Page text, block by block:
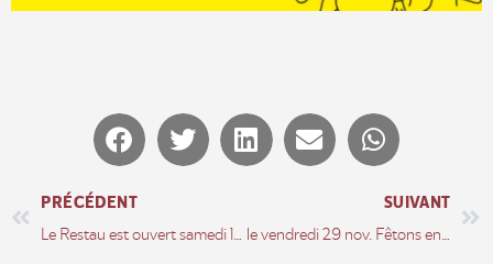
PRÉCÉDENT
Le Restau est ouvert samedi 16 novembre
SUIVANT
le vendredi 29 nov. Fêtons ensemble les 5 ans de Quartier Libre !